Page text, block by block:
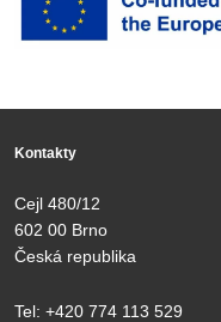
Kontakty
Cejl 480/12
602 00 Brno
Česká republika
Tel: +420 774 113 529